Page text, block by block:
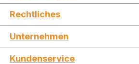
Rechtliches
Unternehmen
Kundenservice